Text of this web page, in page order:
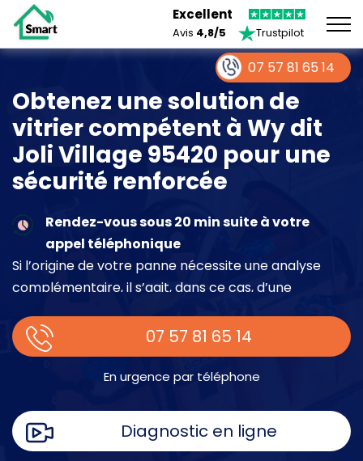
Excellent
Avis 4,8/5 Trustpilot
Obtenez une solution de
vitrier compétent à Wy dit
Joli Village 95420 pour une
sécurité renforcée
Rendez-vous sous 20 min suite à votre
appel téléphonique
Si l’origine de votre panne nécessite une analyse
complémentaire, il s’agit, dans ce cas, d’une
place.
07 57 81 65 14
En urgence par téléphone
Diagnostic en ligne
07 57 81 65 14